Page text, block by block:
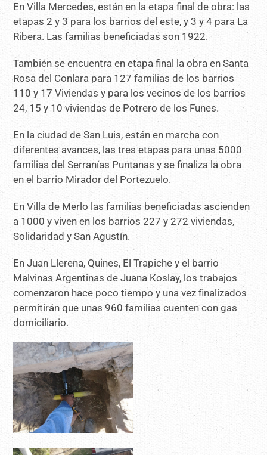
En Villa Mercedes, están en la etapa final de obra: las
etapas 2 y 3 para los barrios del este, y 3 y 4 para La
Ribera. Las familias beneficiadas son 1922.
También se encuentra en etapa final la obra en Santa
Rosa del Conlara para 127 familias de los barrios
110 y 17 Viviendas y para los vecinos de los barrios
24, 15 y 10 viviendas de Potrero de los Funes.
En la ciudad de San Luis, están en marcha con
diferentes avances, las tres etapas para unas 5000
familias del Serranías Puntanas y se finaliza la obra
en el barrio Mirador del Portezuelo.
En Villa de Merlo las familias beneficiadas ascienden
a 1000 y viven en los barrios 227 y 272 viviendas,
Solidaridad y San Agustín.
En Juan Llerena, Quines, El Trapiche y el barrio
Malvinas Argentinas de Juana Koslay, los trabajos
comenzaron hace poco tiempo y una vez finalizados
permitirán que unas 960 familias cuenten con gas
domiciliario.